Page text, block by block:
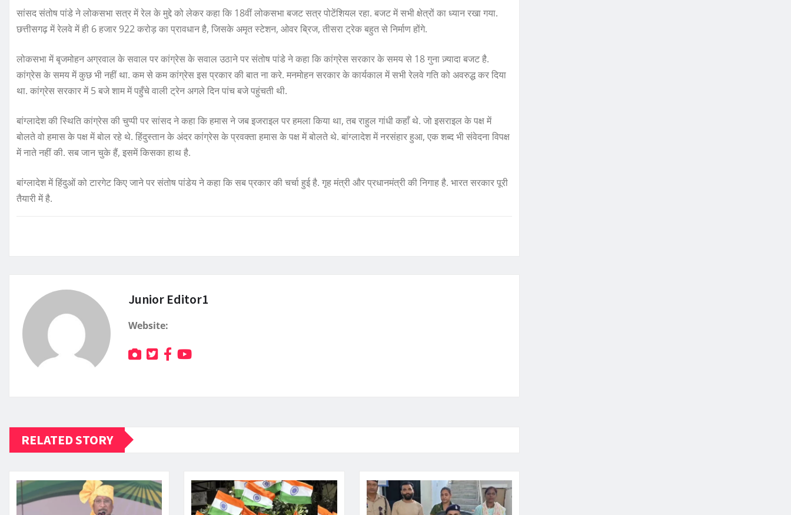
सांसद संतोष पांडे ने लोकसभा सत्र में रेल के मुद्दे को लेकर कहा कि 18वीं लोकसभा बजट सत्र पोटेंशियल रहा. बजट में सभी क्षेत्रों का ध्यान रखा गया.
छत्तीसगढ़ में रेलवे में ही 6 हजार 922 करोड़ का प्रावधान है, जिसके अमृत स्टेशन, ओवर ब्रिज, तीसरा ट्रेक बहुत से निर्माण होंगे.
लोकसभा में बृजमोहन अग्रवाल के सवाल पर कांग्रेस के सवाल उठाने पर संतोष पांडे ने कहा कि कांग्रेस सरकार के समय से 18 गुना ज़्यादा बजट है.
कांग्रेस के समय में कुछ भी नहीं था. कम से कम कांग्रेस इस प्रकार की बात ना करे. मनमोहन सरकार के कार्यकाल में सभी रेलवे गति को अवरुद्ध कर दिया
था. कांग्रेस सरकार में 5 बजे शाम में पहुँचे वाली ट्रेन अगले दिन पांच बजे पहुंचती थी.
बांग्लादेश की स्थिति कांग्रेस की चुप्पी पर सांसद ने कहा कि हमास ने जब इजराइल पर हमला किया था, तब राहुल गांधी कहाँ थे. जो इसराइल के पक्ष में
बोलते वो हमास के पक्ष में बोल रहे थे. हिंदुस्तान के अंदर कांग्रेस के प्रवक्ता हमास के पक्ष में बोलते थे. बांग्लादेश में नरसंहार हुआ, एक शब्द भी संवेदना विपक्ष
में नाते नहीं की. सब जान चुके हैं, इसमें किसका हाथ है.
बांग्लादेश में हिंदुओं को टारगेट किए जाने पर संतोष पांडेय ने कहा कि सब प्रकार की चर्चा हुई है. गृह मंत्री और प्रधानमंत्री की निगाह है. भारत सरकार पूरी
तैयारी में है.
Junior Editor1
Website:
RELATED STORY